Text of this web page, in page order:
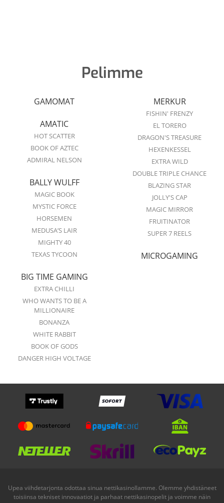
Pelimme
GAMOMAT
AMATIC
HOT SCATTER
BOOK OF AZTEC
ADMIRAL NELSON
BALLY WULFF
MAGIC BOOK
MYSTIC FORCE
HORSEMEN
MEDUSA’S LAIR
MIGHTY 40
TEXAS TYCOON
BIG TIME GAMING
EXTRA CHILLI
WHO WANTS TO BE A
MILLIONAIRE
BONANZA
WHITE RABBIT
BOOK OF GODS
DANGER HIGH VOLTAGE
MERKUR
FISHIN' FRENZY
EL TORERO
DRAGON'S TREASURE
HEXENKESSEL
EXTRA WILD
DOUBLE TRIPLE CHANCE
BLAZING STAR
JOLLY'S CAP
MAGIC MIRROR
FRUITINATOR
SUPER 7 REELS
MICROGAMING
Upea viihdetarjonta odottaa sinua nettikasinollamme. Olemme yhdistäneet
toisiinsa tekniset innovaatiot ja parhaat nettikasinopelit ja voimme näin